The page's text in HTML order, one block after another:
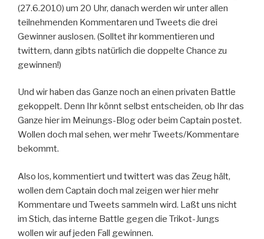
(27.6.2010) um 20 Uhr, danach werden wir unter allen
teilnehmenden Kommentaren und Tweets die drei
Gewinner auslosen. (Solltet ihr kommentieren und
twittern, dann gibts natürlich die doppelte Chance zu
gewinnen!)
Und wir haben das Ganze noch an einen privaten Battle
gekoppelt. Denn Ihr könnt selbst entscheiden, ob Ihr das
Ganze hier im Meinungs-Blog oder beim Captain postet.
Wollen doch mal sehen, wer mehr Tweets/Kommentare
bekommt.
Also los, kommentiert und twittert was das Zeug hält,
wollen dem Captain doch mal zeigen wer hier mehr
Kommentare und Tweets sammeln wird. Laßt uns nicht
im Stich, das interne Battle gegen die Trikot-Jungs
wollen wir auf jeden Fall gewinnen.